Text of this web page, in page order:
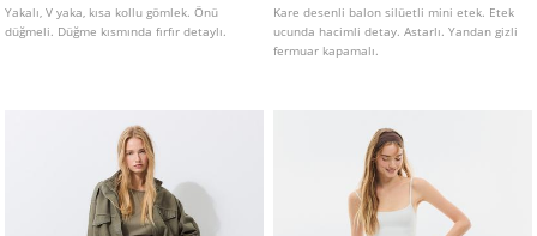
Yakalı, V yaka, kısa kollu gömlek. Önü
düğmeli. Düğme kısmında fırfır detaylı.
Kare desenli balon silüetli mini etek. Etek
ucunda hacimli detay. Astarlı. Yandan gizli
fermuar kapamalı.